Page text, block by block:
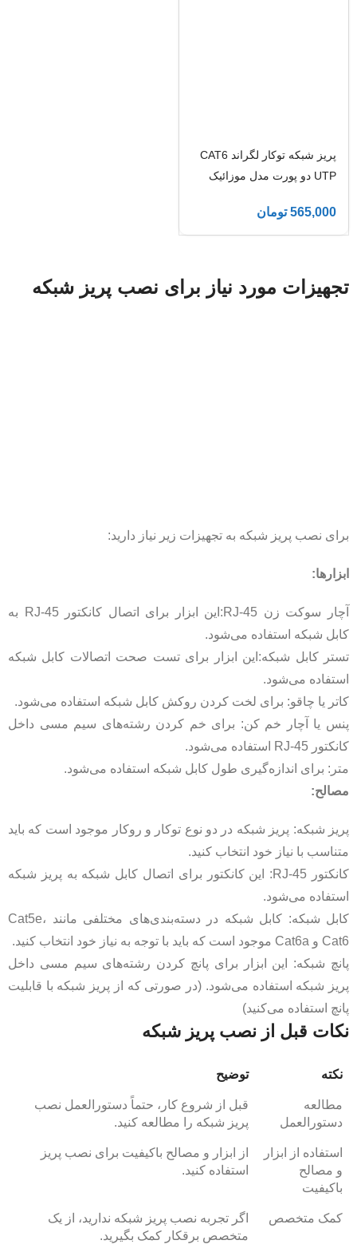
پریز شبکه توکار لگراند CAT6
UTP دو پورت مدل موزائیک
565,000 تومان
تجهیزات مورد نیاز برای نصب پریز شبکه
برای نصب پریز شبکه به تجهیزات زیر نیاز دارید:
ابزارها:
آچار سوکت زن RJ-45:این ابزار برای اتصال کانکتور RJ-45 به
کابل شبکه استفاده می‌شود.
تستر کابل شبکه:این ابزار برای تست صحت اتصالات کابل شبکه
استفاده می‌شود.
کاتر یا چاقو: برای لخت کردن روکش کابل شبکه استفاده می‌شود.
پنس یا آچار خم کن: برای خم کردن رشته‌های سیم مسی داخل
کانکتور RJ-45 استفاده می‌شود.
متر: برای اندازه‌گیری طول کابل شبکه استفاده می‌شود.
مصالح:
پریز شبکه: پریز شبکه در دو نوع توکار و روکار موجود است که باید
متناسب با نیاز خود انتخاب کنید.
کانکتور RJ-45: این کانکتور برای اتصال کابل شبکه به پریز شبکه
استفاده می‌شود.
کابل شبکه: کابل شبکه در دسته‌بندی‌های مختلفی مانند Cat5e،
Cat6 و Cat6a موجود است که باید با توجه به نیاز خود انتخاب کنید.
پانچ شبکه: این ابزار برای پانچ کردن رشته‌های سیم مسی داخل
پریز شبکه استفاده می‌شود. (در صورتی که از پریز شبکه با قابلیت
پانچ استفاده می‌کنید)
نکات قبل از نصب پریز شبکه
نکته توضیح
مطالعه
دستورالعمل
قبل از شروع کار، حتماً دستورالعمل نصب
پریز شبکه را مطالعه کنید.
استفاده از ابزار
و مصالح
باکیفیت
از ابزار و مصالح باکیفیت برای نصب پریز
استفاده کنید.
کمک متخصص
اگر تجربه نصب پریز شبکه ندارید، از یک
متخصص برقکار کمک بگیرید.